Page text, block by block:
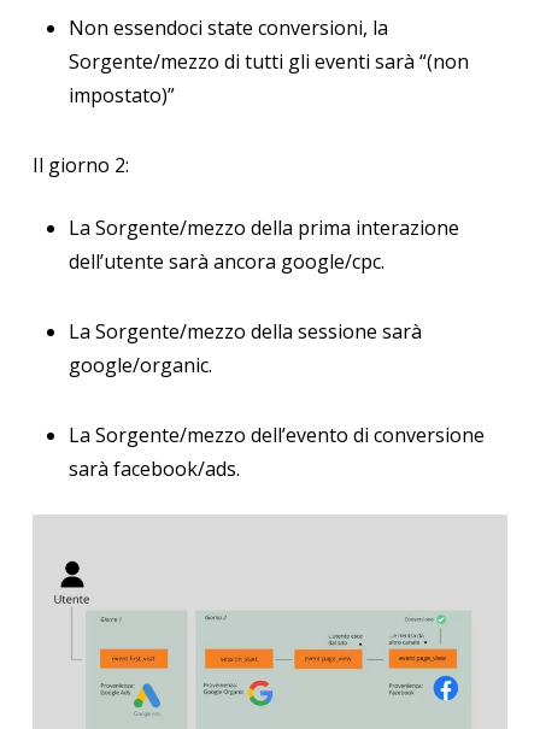
Non essendoci state conversioni, la
Sorgente/mezzo di tutti gli eventi sarà “(non
impostato)”
Il giorno 2:
La Sorgente/mezzo della prima interazione
dell’utente sarà ancora google/cpc.
La Sorgente/mezzo della sessione sarà
google/organic.
La Sorgente/mezzo dell’evento di conversione
sarà facebook/ads.